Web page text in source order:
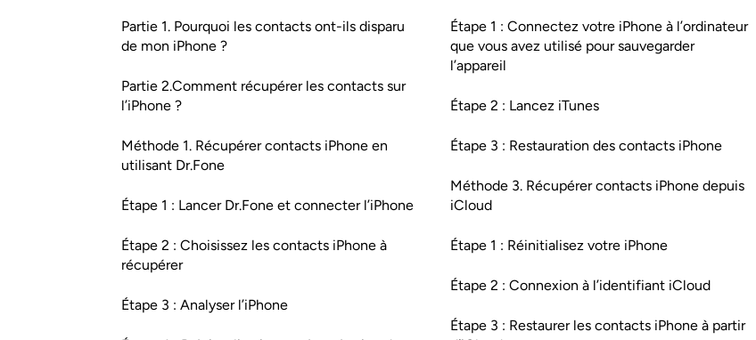
Partie 1. Pourquoi les contacts ont-ils disparu
de mon iPhone ?
Partie 2.Comment récupérer les contacts sur
l’iPhone ?
Méthode 1. Récupérer contacts iPhone en
utilisant Dr.Fone
Étape 1 : Lancer Dr.Fone et connecter l’iPhone
Étape 2 : Choisissez les contacts iPhone à
récupérer
Étape 3 : Analyser l’iPhone
Étape 1 : Connectez votre iPhone à l’ordinateur
que vous avez utilisé pour sauvegarder
l’appareil
Étape 2 : Lancez iTunes
Étape 3 : Restauration des contacts iPhone
Méthode 3. Récupérer contacts iPhone depuis
iCloud
Étape 1 : Réinitialisez votre iPhone
Étape 2 : Connexion à l’identifiant iCloud
Étape 3 : Restaurer les contacts iPhone à partir